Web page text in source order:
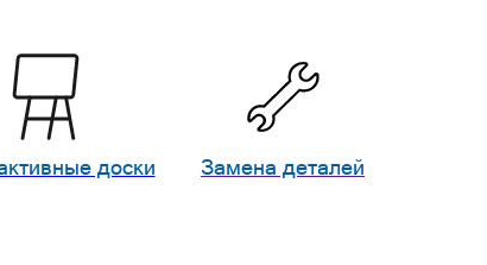
доски Замена деталей